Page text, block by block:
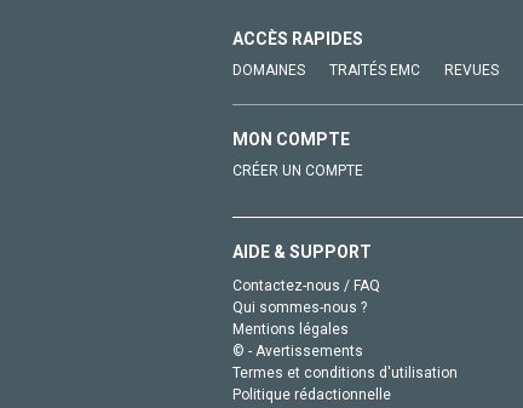
ACCÈS RAPIDES
DOMAINES TRAITÉS EMC REVUES
MON COMPTE
CRÉER UN COMPTE
AIDE & SUPPORT
Contactez-nous / FAQ
Qui sommes-nous ?
Mentions légales
© - Avertissements
Termes et conditions d'utilisation
Politique rédactionnelle